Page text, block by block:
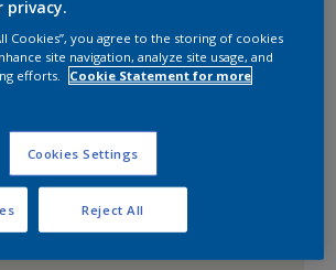
調的色彩組合
privacy.
Cookies”, you agree to the storing of cookies
site navigation, analyze site usage, and
efforts.
Cookie Statement for more
Cookies Settings
Reject All